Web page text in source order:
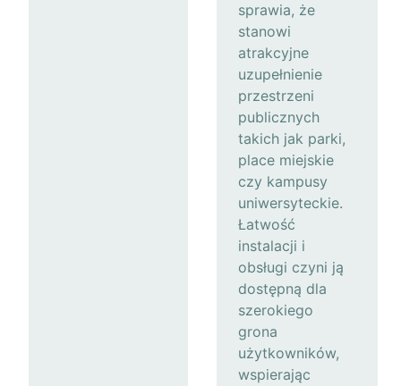
sprawia, że
stanowi
atrakcyjne
uzupełnienie
przestrzeni
publicznych
takich jak parki,
place miejskie
czy kampusy
uniwersyteckie.
Łatwość
instalacji i
obsługi czyni ją
dostępną dla
szerokiego
grona
użytkowników,
wspierając